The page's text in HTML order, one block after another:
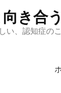
き合う
い、認知症の